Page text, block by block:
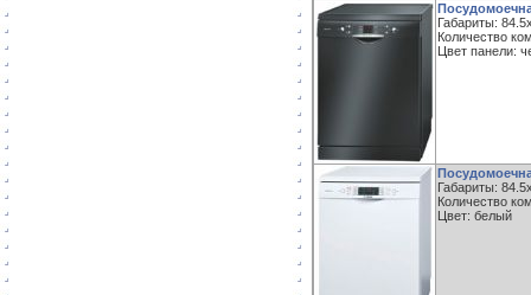
Габариты:
Количество
Цвет панели:
Габариты:
Количество
Цвет: белый